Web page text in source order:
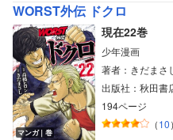
WORST外伝 ドクロ
マンガ｜巻
現在22巻
少年漫画
著者：きだまさ
出版社：秋田書
194ページ
（10）